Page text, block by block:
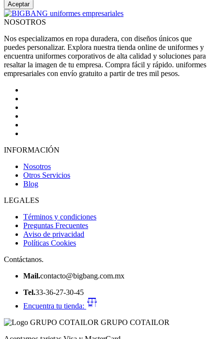
Aceptar
NOSOTROS
Nos especializamos en ropa duradera, con diseños únicos que
puedes personalizar. Explora nuestra tienda online de uniformes y
encuentra uniformes corporativos de alta calidad y soluciones para
resaltar la imagen de tu empresa. Compra fácil y rápido. uniformes
empresariales con envío gratuito a partir de tres mil pesos.
INFORMACIÓN
Nosotros
Otros Servicios
Blog
LEGALES
Términos y condiciones
Preguntas Frecuentes
Aviso de privacidad
Políticas Cookies
Contáctanos.
Mail.contacto@bigbang.com.mx
Tel.33-36-27-30-45
Encuentra tu tienda:
GRUPO COTAILOR